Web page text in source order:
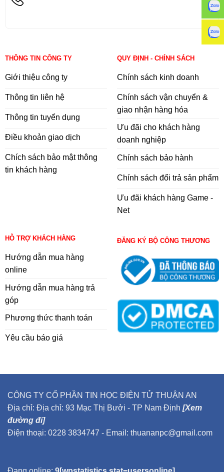
THÔNG TIN CÔNG TY
Giới thiệu công ty
Thông tin liên hệ
Thông tin tuyển dụng
Điều khoản giao dịch
Chích sách bảo mật thông
tin khách hàng
QUY ĐỊNH - CHÍNH SÁCH
Chính sách kinh doanh
Chính sách vận chuyển &
giao nhận hàng hóa
Ưu đãi cho khách hàng
doanh nghiệp
Chính sách bảo hành
Chính sách đổi trả sản phẩm
Ưu đãi khách hàng Game -
Net
HỖ TRỢ KHÁCH HÀNG
Hướng dẫn mua hàng
online
Hướng dẫn mua hàng trả
góp
Phương thức thanh toán
Yêu cầu báo giá
ĐĂNG KÝ BỘ CÔNG THƯƠNG
CÔNG TY CỔ PHẦN TIN HỌC ĐIỆN TỬ THUẬN AN
Địa chỉ: Địa chỉ: 93 Mạc Thị Bưởi - TP Nam Định [Xem
đường đi]
Điện thoại: 0228 3834747 - Email: thuananpc@gmail.com